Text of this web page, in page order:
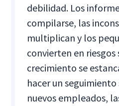
debilidad. Los
compilarse, las
multiplican y los
convierten en riesgos
crecimiento se
hacer un seguimiento
nuevos empleados,